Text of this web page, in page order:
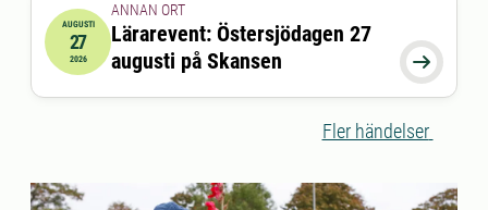
2026-08-27 17:00:00till2026-08-27 19:30:00
AUGUSTI
27
2026 
ANNAN ORT
Lärarevent: Östersjödagen 27
augusti på Skansen
Fler händelser